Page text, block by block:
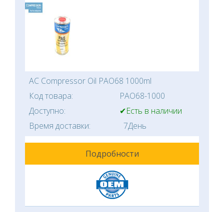
AC Compressor Oil PAO68 1000ml
Код товара:
PAO68-1000
Доступно:
✔Есть в наличии
Время доставки:
7День
Подробности